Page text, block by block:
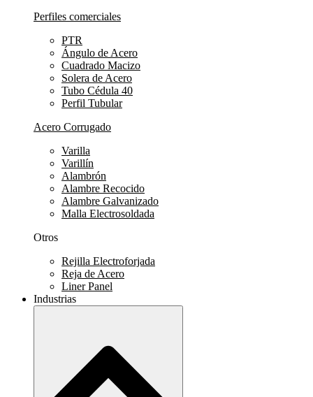
Perfiles comerciales
PTR
Ángulo de Acero
Cuadrado Macizo
Solera de Acero
Tubo Cédula 40
Perfil Tubular
Acero Corrugado
Varilla
Varillín
Alambrón
Alambre Recocido
Alambre Galvanizado
Malla Electrosoldada
Otros
Rejilla Electroforjada
Reja de Acero
Liner Panel
Industrias